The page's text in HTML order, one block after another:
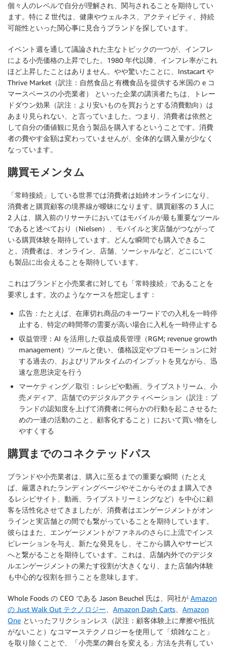
個々人のレベルで自分が理解され、関与されることを期待してい
ます。特に Z 世代は、健康やウェルネス、アクティビティ、持続
可能性といった関心事に見合うブランドを探しています。
イベント週を通して議論された主なトピックの一つが、インフレ
による小売価格の上昇でした。1980 年代以降、インフレ率がこれ
ほど上昇したことはありません。やや驚いたことに、Instacart や
Thrive Market（訳注：自然食品と有機食品を提供する米国の e コ
マースベースの小売業者） といった企業の講演者たちは、トレー
ドダウン効果（訳注：より安いものを買おうとする消費動向）は
あまり見られない、と言っていました。つまり、消費者は依然と
して自分の価値観に見合う製品を購入するということです。消費
者の費やす金額は変わっていませんが、全体的な購入量が少なく
なっています。
購買モメンタム
「常時接続」している世界では消費者は始終オンラインになり、
消費者と購買顧客の境界線が曖昧になります。購買顧客の 3 人に
2 人は、購入前のリサーチにおいてはモバイルが最も重要なツール
であると述べており（Nielsen）、モバイルと実店舗がつながって
いる購買体験を期待しています。どんな瞬間でも購入できるこ
と。消費者は、オンライン、店舗、ソーシャルなど、どこにいて
も製品に出会えることを期待しています。
これはブランドと小売業者に対しても「常時接続」であることを
要求します。次のようなケースを想定します：
広告：たとえば、在庫切れ商品のキーワードでの入札を一時停
止する、特定の時間帯の需要が高い場合に入札を一時停止する
収益管理：AI を活用した収益成長管理（RGM; revenue growth
management）ツールと使い、価格設定やプロモーションに対
する過去の、およびリアルタイムのインプットを見ながら、迅
速な意思決定を行う
マーケティング／取引：レシピや動画、ライブストリーム、小
売メディア、店舗でのデジタルアクティベーション（訳注：ブ
ランドの認知度を上げて消費者に何らかの行動を起こさせるた
めの一連の活動のこと、顧客化すること）において買い物をし
やすくする
購買までのコネクテッドパス
ブランドや小売業者は、購入に至るまでの重要な瞬間（たとえ
ば、厳選されたランディングページやそこからそのまま購入でき
るレシピサイト、動画、ライブストリーミングなど）を中心に顧
客を活性化させてきましたが、消費者はエンゲージメントがオン
ラインと実店舗との間でも繋がっていることを期待しています。
彼らはまた、エンゲージメントがファネルのさらに上流でインス
ピレーションを与え、新たな発見をし、そこから購入やサービス
へと繋がることを期待しています。これは、店舗内外でのデジタ
ルエンゲージメントの果たす役割が大きくなり、また店舗内体験
も中心的な役割を担うことを意味します。
Whole Foods の CEO である Jason Beuchel 氏は、同社が Amazon
の Just Walk Out テクノロジー
Amazon Dash Carts
Amazon
One といったフリクションレス（訳注：顧客体験上に摩擦や抵抗
がないこと）なコマーステクノロジーを使用して「煩雑なこと」
を取り除くことで、「小売業の舞台を変える」方法を共有してい